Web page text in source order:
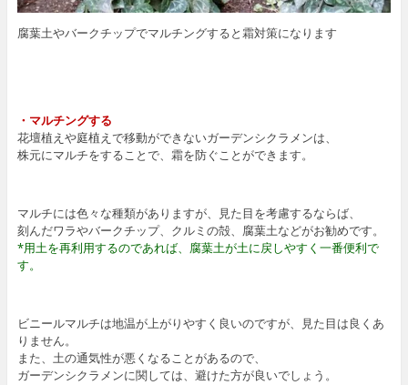
腐葉土やバークチップでマルチングすると霜対策になります
・マルチングする
花壇植えや庭植えで移動ができないガーデンシクラメンは、
株元にマルチをすることで、霜を防ぐことができます。
マルチには色々な種類がありますが、見た目を考慮するならば、
刻んだワラやバークチップ、クルミの殻、腐葉土などがお勧めです。
*用土を再利用するのであれば、腐葉土が土に戻しやすく一番便利で
す。
ビニールマルチは地温が上がりやすく良いのですが、見た目は良くあ
りません。
また、土の通気性が悪くなることがあるので、
ガーデンシクラメンに関しては、避けた方が良いでしょう。